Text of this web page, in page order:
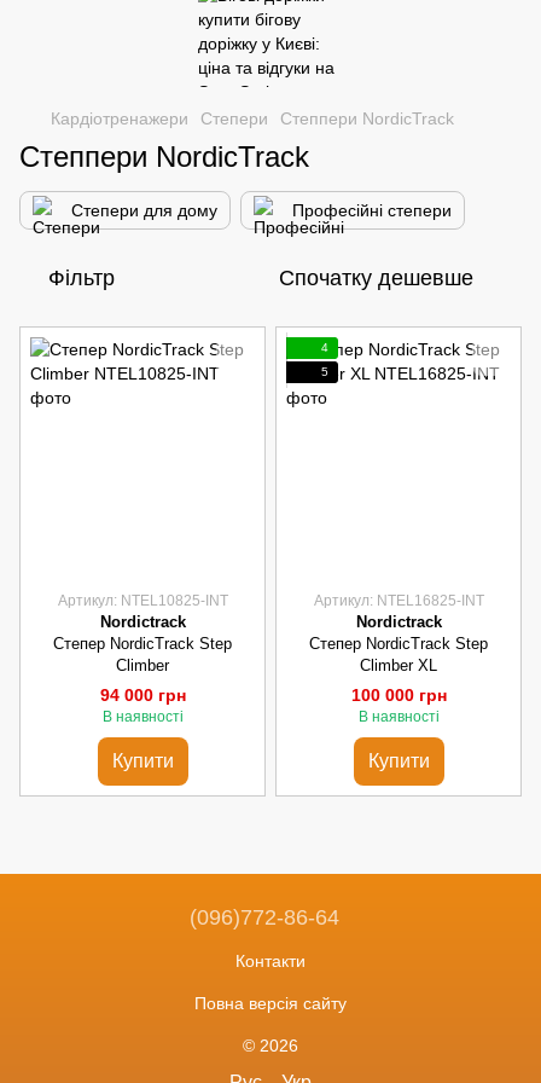
Кардіотренажери Степери Степпери NordicTrack
Степпери NordicTrack
Степери для дому Професійні степери
Фільтр Спочатку дешевше
Артикул: NTEL10825-INT
Nordictrack
Степер NordicTrack Step
Climber
94 000 грн
В наявності
Купити
4
5
Артикул: NTEL16825-INT
Nordictrack
Степер NordicTrack Step
Climber XL
100 000 грн
В наявності
Купити
(096)772-86-64
Контакти
Повна версія сайту
© 2026